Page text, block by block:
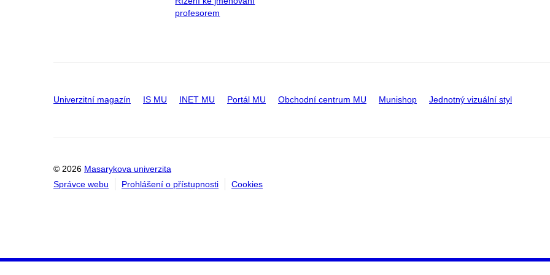
profesorem
Univerzitní magazín IS MU INET MU Portál MU Obchodní centrum MU Munishop Jednotný vizuální styl
© 2026 Masarykova univerzita
Správce webu
Prohlášení o přístupnosti Cookies